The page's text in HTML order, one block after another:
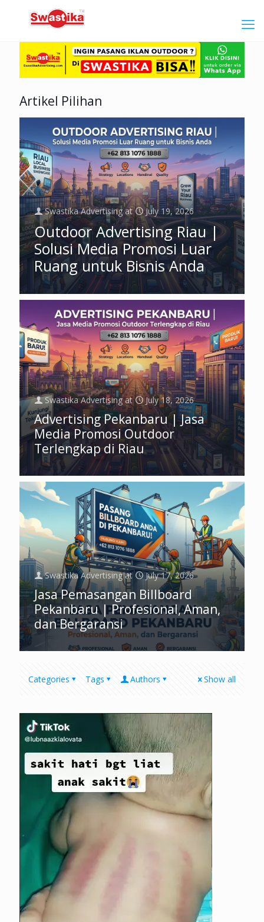
Artikel Pilihan
Swastika Advertising at July 19, 2026
Outdoor Advertising Riau |
Solusi Media Promosi Luar
Ruang untuk Bisnis Anda
Swastika Advertising at July 18, 2026
Advertising Pekanbaru | Jasa
Media Promosi Outdoor
Terlengkap di Riau
Swastika Advertising at July 17, 2026
Jasa Pemasangan Billboard
Pekanbaru | Profesional, Aman,
dan Bergaransi
Categories Tags Authors Show all